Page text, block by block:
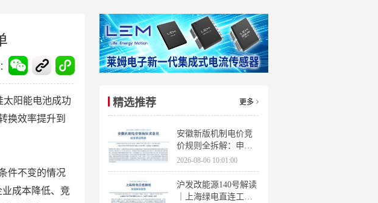
太阳能电池成功
换效率提升到
件不变的情况
成本降低、竞
精选推荐 更多
安徽新版机制电价竞
价规则全拆解：申报
条件、保函罚则、出
清机制、聚合商门槛
2026-08-06 10:01:00
沪发改能源140号解读
｜上海绿电直连工作